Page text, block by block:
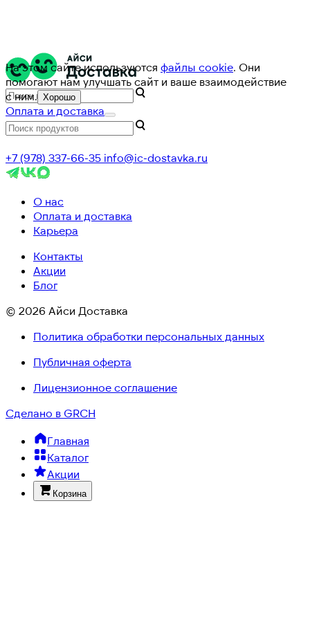
На этом сайте используются файлы cookie. Они
помогают нам улучшать сайт и ваше взаимодействие
с ним. Хорошо
Оплата и доставка
+7 (978) 337-66-35 info@ic-dostavka.ru
О нас
Оплата и доставка
Карьера
Контакты
Акции
Блог
© 2026 Айси Доставка
Политика обработки персональных данных
Публичная оферта
Лицензионное соглашение
Сделано в GRCH
Главная
Каталог
Акции
Корзина